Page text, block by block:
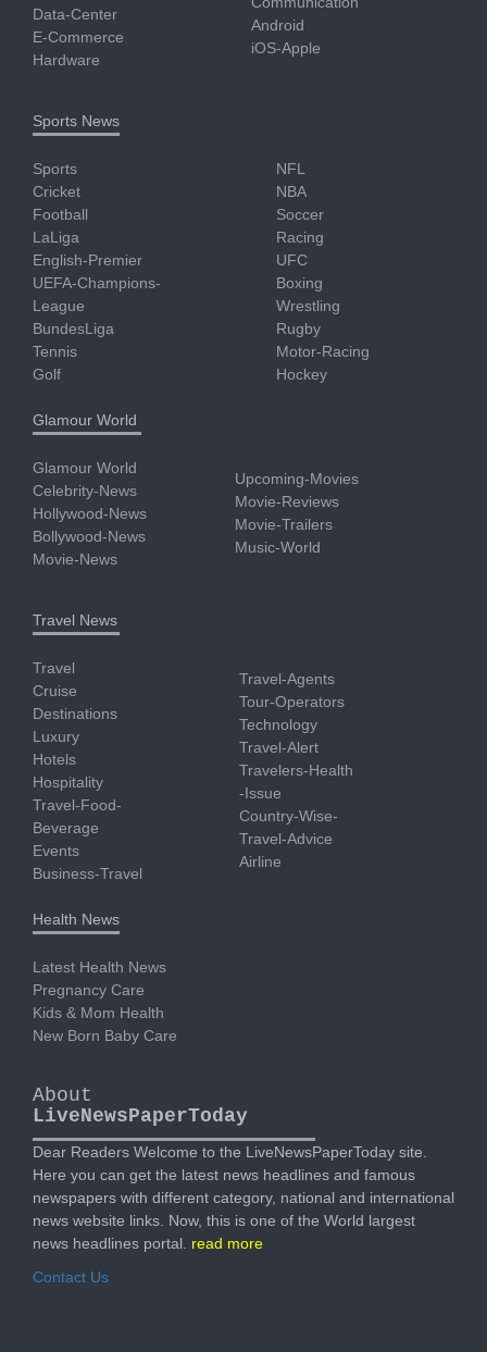
Data-Center
E-Commerce
Hardware
Android
iOS-Apple
Sports News
Sports
Cricket
Football
LaLiga
English-Premier
UEFA-Champions-
League
BundesLiga
Tennis
Golf
NFL
NBA
Soccer
Racing
UFC
Boxing
Wrestling
Rugby
Motor-Racing
Hockey
Glamour World
Glamour World
Celebrity-News
Hollywood-News
Bollywood-News
Movie-News
Upcoming-Movies
Movie-Reviews
Movie-Trailers
Music-World
Travel News
Travel
Cruise
Destinations
Luxury
Hotels
Hospitality
Travel-Food-
Beverage
Events
Business-Travel
Travel-Agents
Tour-Operators
Technology
Travel-Alert
Travelers-Health
-Issue
Country-Wise-
Travel-Advice
Airline
Health News
Latest Health News
Pregnancy Care
Kids & Mom Health
New Born Baby Care
About
LiveNewsPaperToday
Dear Readers Welcome to the LiveNewsPaperToday site.
Here you can get the latest news headlines and famous
newspapers with different category, national and international
news website links. Now, this is one of the World largest
news headlines portal. read more
Contact Us